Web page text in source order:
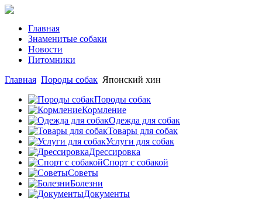
Главная
Знаменитые собаки
Новости
Питомники
Главная Породы собак Японский хин
Породы собак
Кормление
Одежда для собак
Товары для собак
Услуги для собак
Дрессировка
Спорт с собакой
Советы
Болезни
Документы